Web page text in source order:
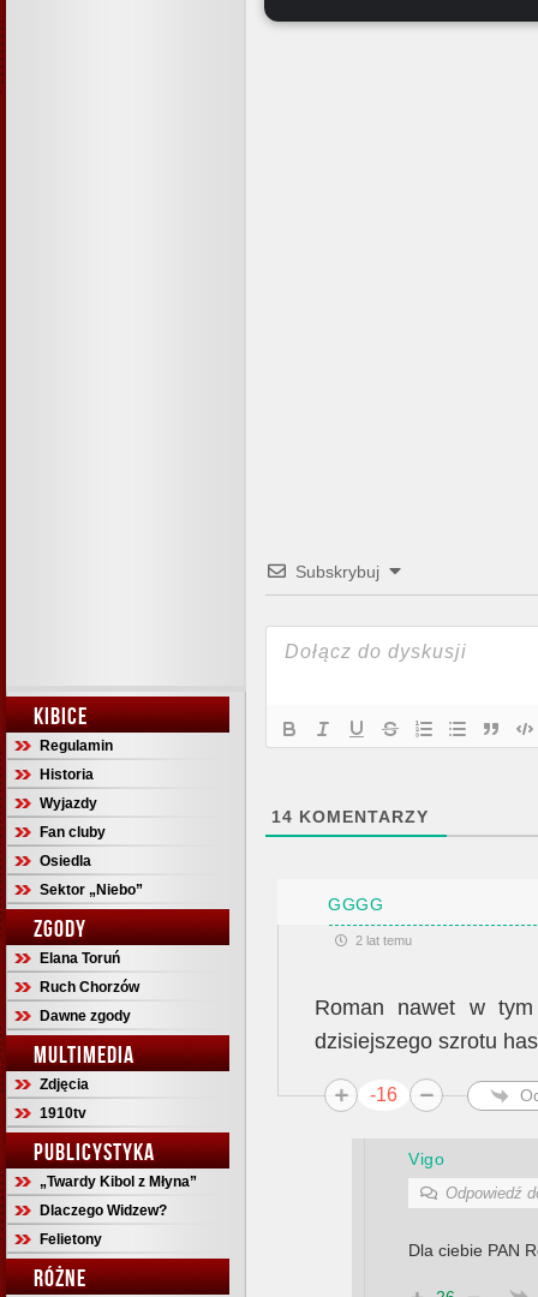
KIBICE
Regulamin
Historia
Wyjazdy
Fan cluby
Osiedla
Sektor „Niebo”
ZGODY
Elana Toruń
Ruch Chorzów
Dawne zgody
MULTIMEDIA
Zdjęcia
1910tv
PUBLICYSTYKA
„Twardy Kibol z Młyna”
Dlaczego Widzew?
Felietony
RÓŻNE
Subskrybuj
14 KOMENTARZY
GGGG
2 lat temu
Roman nawet w
dzisiejszego szrotu
-16
Vigo
Odpowiedź
Dla ciebie PAN